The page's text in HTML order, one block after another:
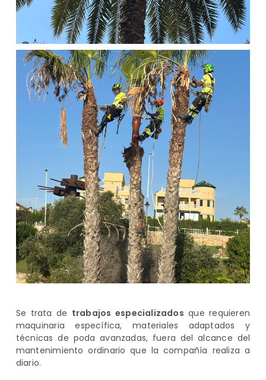
Se trata de trabajos especializados que requieren
maquinaria específica, materiales adaptados y
técnicas de poda avanzadas, fuera del alcance del
mantenimiento ordinario que la compañía realiza a
diario.